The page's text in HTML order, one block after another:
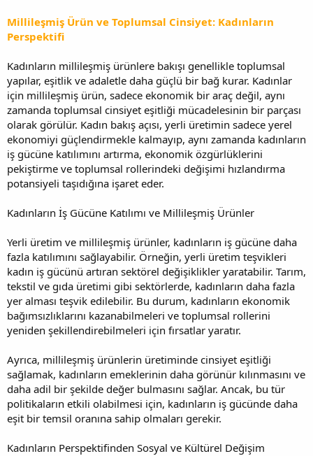
Millileşmiş Ürün ve Toplumsal Cinsiyet: Kadınların
Perspektifi
Kadınların millileşmiş ürünlere bakışı genellikle toplumsal
yapılar, eşitlik ve adaletle daha güçlü bir bağ kurar. Kadınlar
için millileşmiş ürün, sadece ekonomik bir araç değil, aynı
zamanda toplumsal cinsiyet eşitliği mücadelesinin bir parçası
olarak görülür. Kadın bakış açısı, yerli üretimin sadece yerel
ekonomiyi güçlendirmekle kalmayıp, aynı zamanda kadınların
iş gücüne katılımını artırma, ekonomik özgürlüklerini
pekiştirme ve toplumsal rollerindeki değişimi hızlandırma
potansiyeli taşıdığına işaret eder.
Kadınların İş Gücüne Katılımı ve Millileşmiş Ürünler
Yerli üretim ve millileşmiş ürünler, kadınların iş gücüne daha
fazla katılımını sağlayabilir. Örneğin, yerli üretim teşvikleri
kadın iş gücünü artıran sektörel değişiklikler yaratabilir. Tarım,
tekstil ve gıda üretimi gibi sektörlerde, kadınların daha fazla
yer alması teşvik edilebilir. Bu durum, kadınların ekonomik
bağımsızlıklarını kazanabilmeleri ve toplumsal rollerini
yeniden şekillendirebilmeleri için fırsatlar yaratır.
Ayrıca, millileşmiş ürünlerin üretiminde cinsiyet eşitliği
sağlamak, kadınların emeklerinin daha görünür kılınmasını ve
daha adil bir şekilde değer bulmasını sağlar. Ancak, bu tür
politikaların etkili olabilmesi için, kadınların iş gücünde daha
eşit bir temsil oranına sahip olmaları gerekir.
Kadınların Perspektifinden Sosyal ve Kültürel Değişim